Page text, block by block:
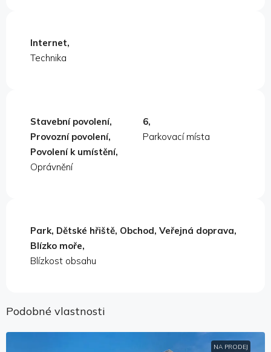
Internet,
Technika
Stavební povolení,
Provozní povolení,
Povolení k umístění,
Oprávnění
6,
Parkovací místa
Park, Dětské hřiště, Obchod, Veřejná doprava,
Blízko moře,
Blízkost obsahu
Podobné vlastnosti
NA PRODEJ